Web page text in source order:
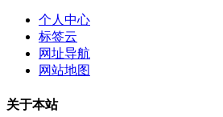
个人中心
标签云
网址导航
网站地图
关于本站